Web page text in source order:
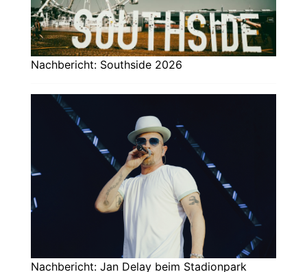
Nachbericht: Southside 2026
Nachbericht: Jan Delay beim Stadionpark